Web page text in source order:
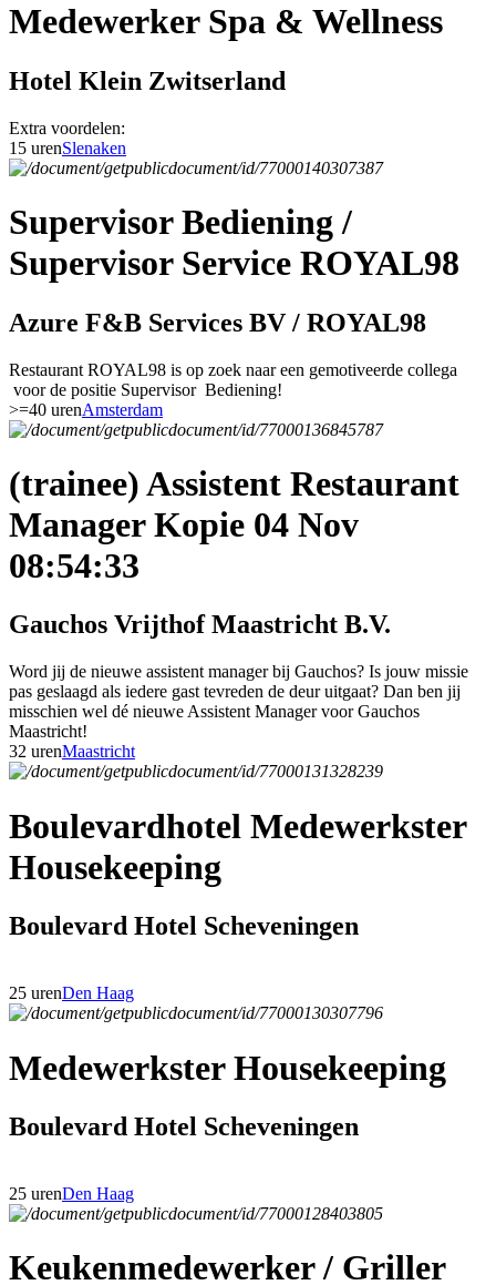
Medewerker Spa & Wellness
Hotel Klein Zwitserland
Extra voordelen:
15 urenSlenaken
Supervisor Bediening /
Supervisor Service ROYAL98
Azure F&B Services BV / ROYAL98
Restaurant ROYAL98 is op zoek naar een gemotiveerde collega
voor de positie Supervisor Bediening!
>=40 urenAmsterdam
(trainee) Assistent Restaurant
Manager Kopie 04 Nov
08:54:33
Gauchos Vrijthof Maastricht B.V.
Word jij de nieuwe assistent manager bij Gauchos? Is jouw missie
pas geslaagd als iedere gast tevreden de deur uitgaat? Dan ben jij
misschien wel dé nieuwe Assistent Manager voor Gauchos
Maastricht!
32 urenMaastricht
Boulevardhotel Medewerkster
Housekeeping
Boulevard Hotel Scheveningen
25 urenDen Haag
Medewerkster Housekeeping
Boulevard Hotel Scheveningen
25 urenDen Haag
Keukenmedewerker / Griller